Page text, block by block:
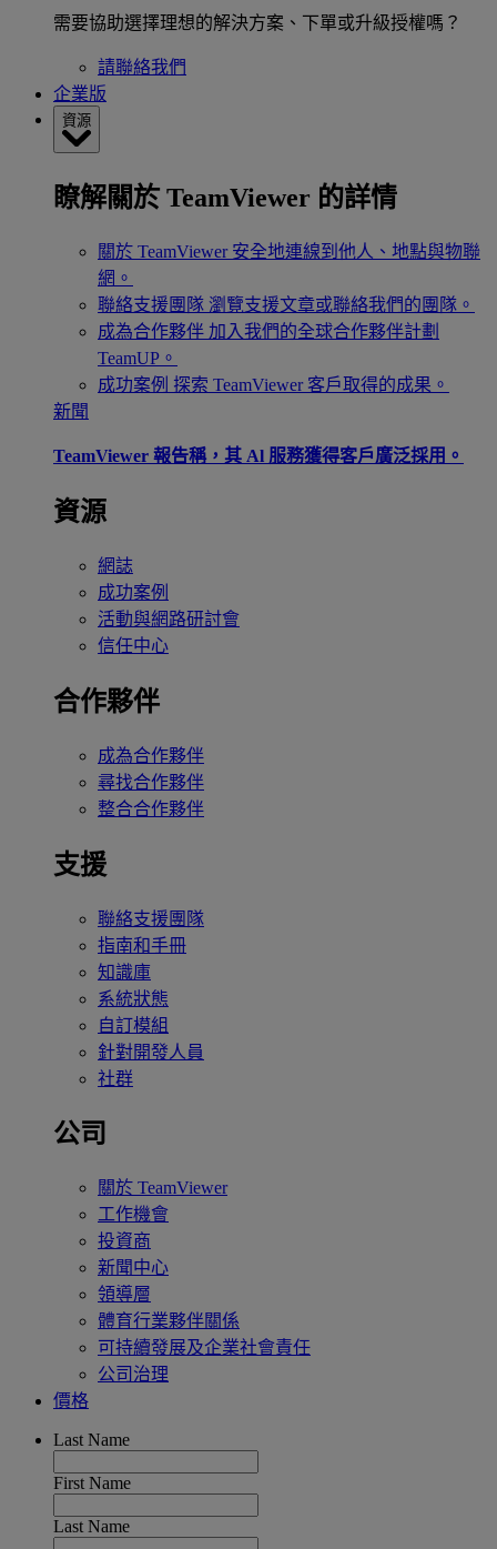
需要協助選擇理想的解決方案、下單或升級授權嗎？
請聯絡我們
企業版
資源
瞭解關於 TeamViewer 的詳情
關於 TeamViewer 安全地連線到他人、地點與物聯
網。
聯絡支援團隊 瀏覽支援文章或聯絡我們的團隊。
成為合作夥伴 加入我們的全球合作夥伴計劃
TeamUP。
成功案例 探索 TeamViewer 客戶取得的成果。
新聞
TeamViewer 報告稱，其 Al 服務獲得客戶廣泛採用。
資源
網誌
成功案例
活動與網路研討會
信任中心
合作夥伴
成為合作夥伴
尋找合作夥伴
整合合作夥伴
支援
聯絡支援團隊
指南和手冊
知識庫
系統狀態
自訂模組
針對開發人員
社群
公司
關於 TeamViewer
工作機會
投資商
新聞中心
領導層
體育行業夥伴關係
可持續發展及企業社會責任
公司治理
價格
Last Name
First Name
Last Name